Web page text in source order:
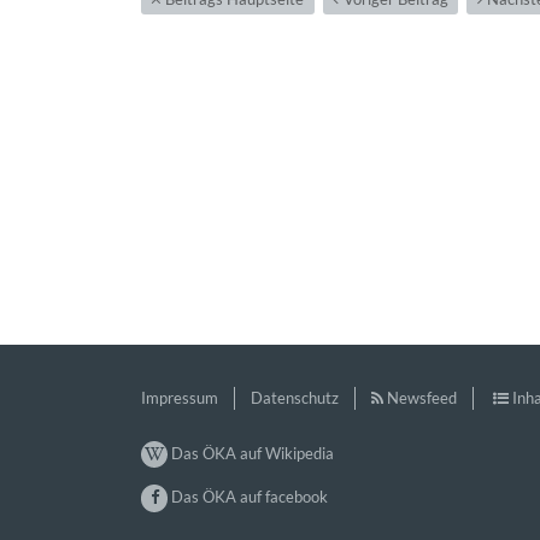
Impressum Datenschutz Newsfeed
Das ÖKA auf Wikipedia
Das ÖKA auf facebook